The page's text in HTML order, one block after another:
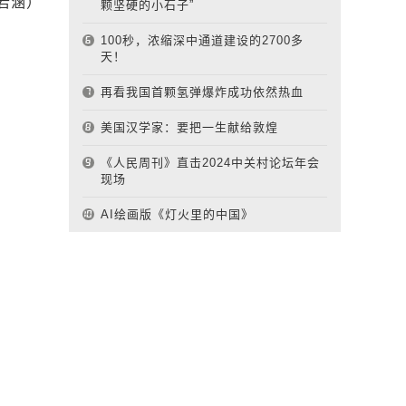
颗坚硬的小石子”
100秒，浓缩深中通道建设的2700多
天！
再看我国首颗氢弹爆炸成功依然热血
美国汉学家：要把一生献给敦煌
《人民周刊》直击2024中关村论坛年会
现场
AI绘画版《灯火里的中国》